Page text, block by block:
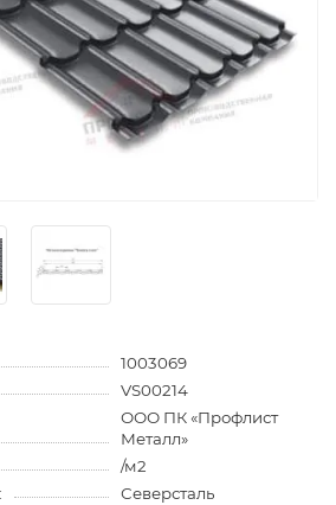
1003069
VS00214
ООО ПК «Профлист
Металл»
/м2
Северсталь